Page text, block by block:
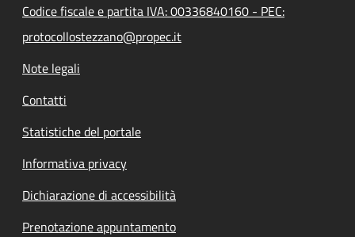
Codice fiscale e partita IVA: 00336840160 - PEC:
protocollostezzano@propec.it
Note legali
Contatti
Statistiche del portale
Informativa privacy
Dichiarazione di accessibilità
Prenotazione appuntamento